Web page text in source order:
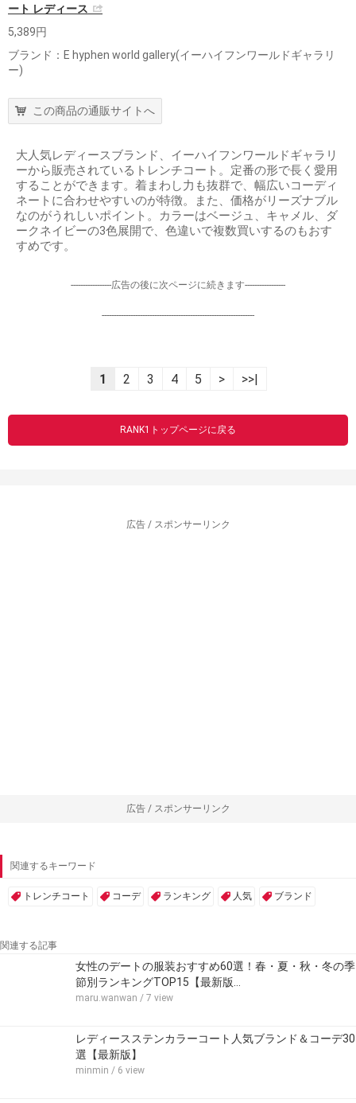
ート レディース
5,389円
ブランド：E hyphen world gallery(イーハイフンワールドギャラリ
ー)
この商品の通販サイトへ
大人気レディースブランド、イーハイフンワールドギャラリ
ーから販売されているトレンチコート。定番の形で長く愛用
することができます。着まわし力も抜群で、幅広いコーディ
ネートに合わせやすいのが特徴。また、価格がリーズナブル
なのがうれしいポイント。カラーはベージュ、キャメル、ダ
ークネイビーの3色展開で、色違いで複数買いするのもおす
すめです。
-----------------広告の後に次ページに続きます-----------------
----------------------------------------------------------------
1 2 3 4 5 > >>|
RANK1トップページに戻る
広告 / スポンサーリンク
広告 / スポンサーリンク
関連するキーワード
トレンチコート コーデ ランキング 人気 ブランド
関連する記事
女性のデートの服装おすすめ60選！春・夏・秋・冬の季
節別ランキングTOP15【最新版…
maru.wanwan / 7 view
レディースステンカラーコート人気ブランド＆コーデ30
選【最新版】
minmin / 6 view